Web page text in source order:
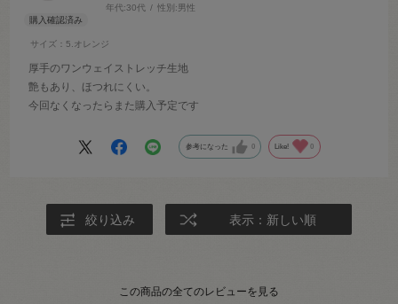
年代:30代 性別:男性
サイズ：5.オレンジ
厚手のワンウェイストレッチ生地
艶もあり、ほつれにくい。
今回なくなったらまた購入予定です
参考になった 0 Like! 0
絞り込み 表示：新しい順
この商品の全てのレビューを見る